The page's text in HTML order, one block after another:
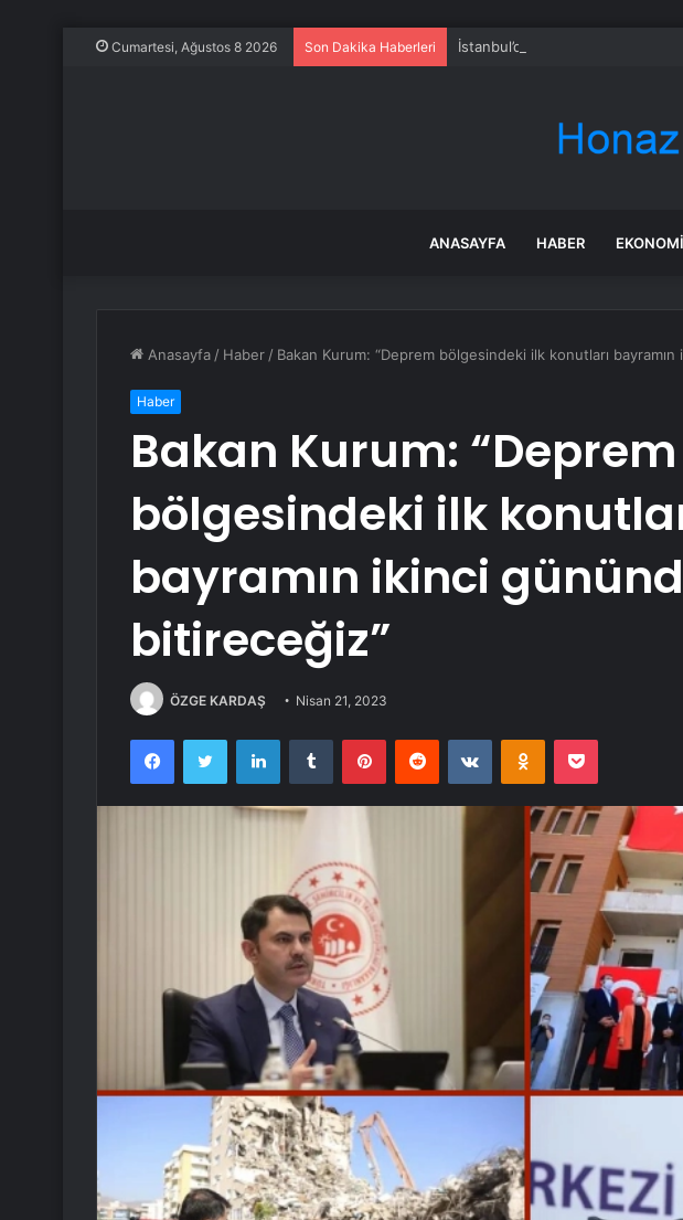
Cumartesi, Ağustos 8 2026 Son Dakika Haberleri İstanbul’da market ve
ANASAYFA HABER EKONOMI
Anasayfa / Haber / Bakan Kurum: “Deprem bölgesindeki ilk konutları
Haber
Bakan Kurum: “Deprem
bölgesindeki ilk
bayramın ikinci
bitireceğiz”
ÖZGE KARDAŞ Nisan 21, 2023
FacebookTwitter LinkedInTumblr PinterestReddit VKontakteOdnoklassniki
Pocket